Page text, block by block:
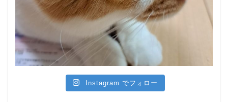
Instagram でフォロー